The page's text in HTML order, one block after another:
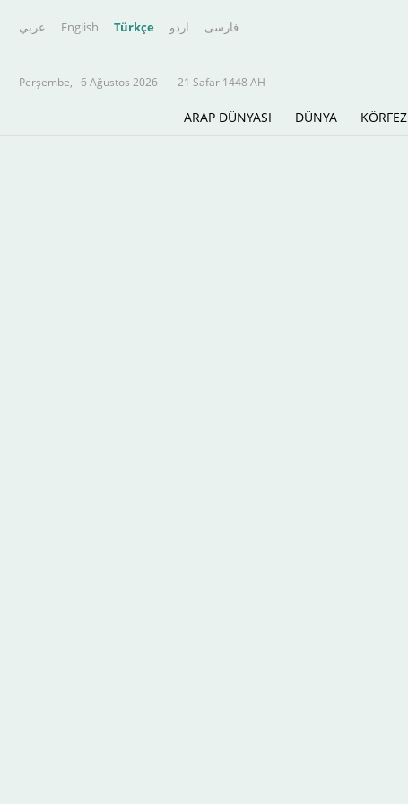
عربي English Türkçe اردو فارسى
Perşembe, 6 Ağustos 2026 - 21 Safar 1448 AH
ARAP DÜNYASI DÜNYA KÖRFEZ